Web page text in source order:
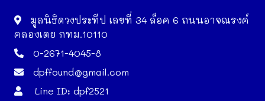
มูลนิธิดวงประทีป เลขที่ 34 ล็อค 6 ถนนอาจณรงค์
คลองเตย กทม.10110
0-2671-4045-8
dpffound@gmail.com
Line ID: dpf2521